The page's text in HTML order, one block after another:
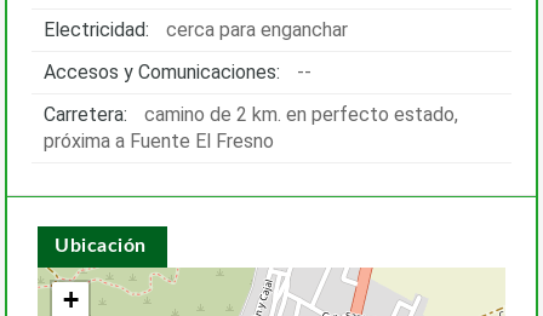
Electricidad:
cerca para enganchar
Accesos y Comunicaciones:
--
Carretera:
camino de 2 km. en perfecto estado,
próxima a Fuente El Fresno
Ubicación
+